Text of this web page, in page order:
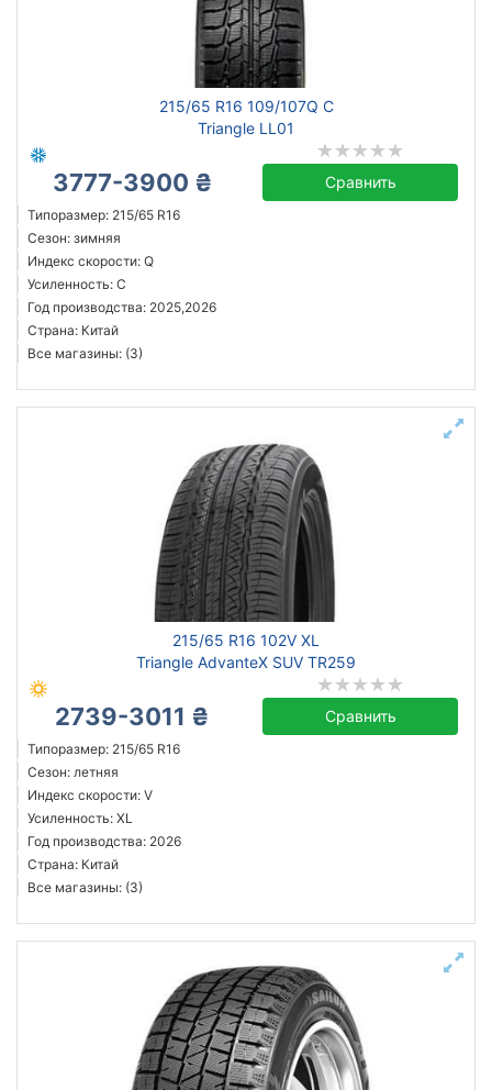
215/65 R16 109/107Q C
Triangle LL01
3777-3900 ₴ Сравнить
Типоразмер: 215/65 R16
Сезон: зимняя
Индекс скорости: Q
Усиленность: C
Год производства: 2025,2026
Страна: Китай
Все магазины: (3)
215/65 R16 102V XL
Triangle AdvanteX SUV TR259
2739-3011 ₴ Сравнить
Типоразмер: 215/65 R16
Сезон: летняя
Индекс скорости: V
Усиленность: XL
Год производства: 2026
Страна: Китай
Все магазины: (3)